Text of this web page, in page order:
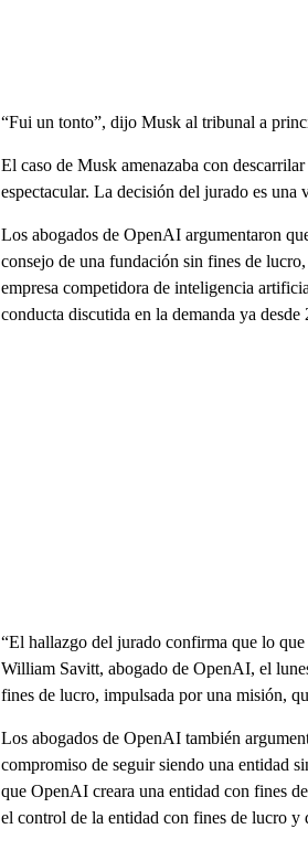
“Fui un tonto”, dijo Musk al tribunal a
El caso de Musk amenazaba con
espectacular. La decisión del jurado es
Los abogados de OpenAI argumentaron
consejo de una fundación sin fines de
empresa competidora de inteligencia
conducta discutida en la demanda ya desde
“El hallazgo del jurado confirma que lo
William Savitt, abogado de OpenAI, el
fines de lucro, impulsada por una misión,
Los abogados de OpenAI también
compromiso de seguir siendo una entidad
que OpenAI creara una entidad con fines
el control de la entidad con fines de lucro y